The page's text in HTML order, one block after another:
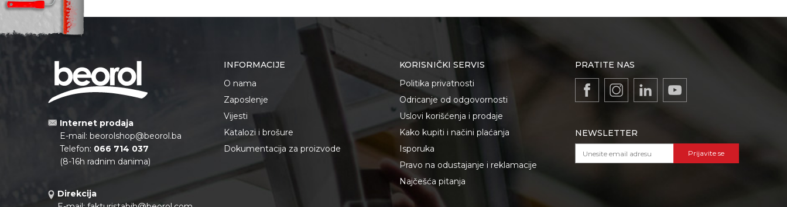
Internet prodaja
E-mail: beorolshop@beorol.ba
Telefon: 066 714 037
(8-16h radnim danima)
Direkcija
INFORMACIJE
O nama
Zaposlenje
Vijesti
Katalozi i brošure
Dokumentacija za proizvode
KORISNIČKI SERVIS
Politika privatnosti
Odricanje od odgovornosti
Uslovi korišćenja i prodaje
Kako kupiti i načini plaćanja
Isporuka
Pravo na odustajanje i reklamacije
Najčešća pitanja
PRATITE NAS
NEWSLETTER
Prijavite se